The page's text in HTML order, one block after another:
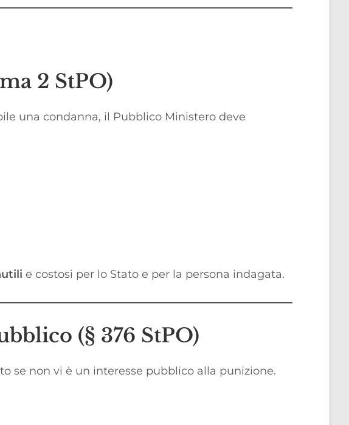
2 StPO)
una condanna, il Pubblico Ministero deve
e costosi per lo Stato e per la persona indagata.
(§ 376 StPO)
se non vi è un interesse pubblico alla punizione.